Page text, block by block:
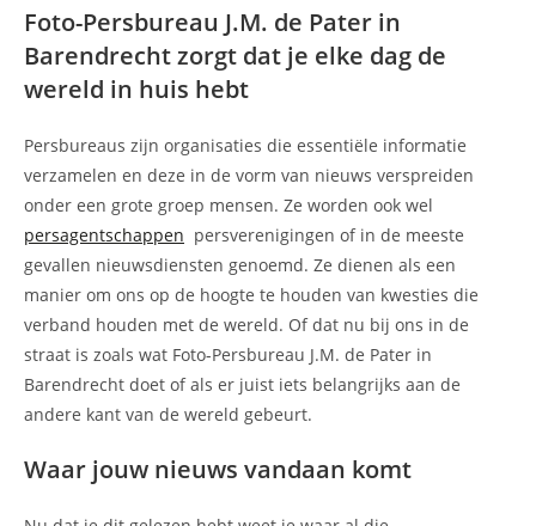
Foto-Persbureau J.M. de Pater in
Barendrecht zorgt dat je elke dag de
wereld in huis hebt
Persbureaus zijn organisaties die essentiële informatie
verzamelen en deze in de vorm van nieuws verspreiden
onder een grote groep mensen. Ze worden ook wel
persagentschappen persverenigingen of in de meeste
gevallen nieuwsdiensten genoemd. Ze dienen als een
manier om ons op de hoogte te houden van kwesties die
verband houden met de wereld. Of dat nu bij ons in de
straat is zoals wat Foto-Persbureau J.M. de Pater in
Barendrecht doet of als er juist iets belangrijks aan de
andere kant van de wereld gebeurt.
Waar jouw nieuws vandaan komt